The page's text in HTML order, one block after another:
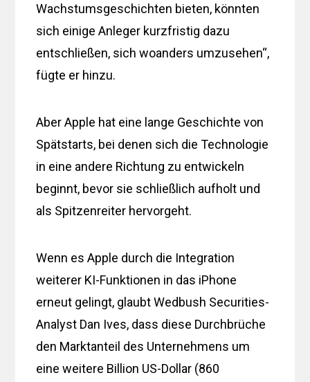
Wachstumsgeschichten bieten, könnten
sich einige Anleger kurzfristig dazu
entschließen, sich woanders umzusehen“,
fügte er hinzu.
Aber Apple hat eine lange Geschichte von
Spätstarts, bei denen sich die Technologie
in eine andere Richtung zu entwickeln
beginnt, bevor sie schließlich aufholt und
als Spitzenreiter hervorgeht.
Wenn es Apple durch die Integration
weiterer KI-Funktionen in das iPhone
erneut gelingt, glaubt Wedbush Securities-
Analyst Dan Ives, dass diese Durchbrüche
den Marktanteil des Unternehmens um
eine weitere Billion US-Dollar (860